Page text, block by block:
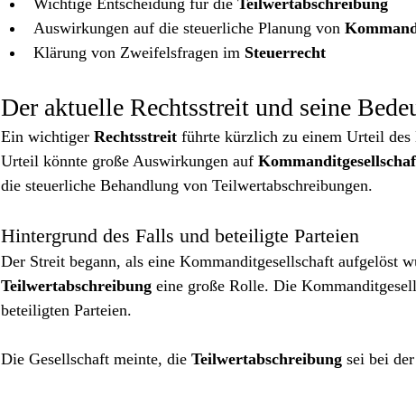
Auswirkungen auf die steuerliche Planung von
Klärung von Zweifelsfragen im Steuerrecht
Der aktuelle Rechtsstreit und seine
Ein wichtiger Rechtsstreit führte kürzlich zu einem Urteil
Urteil könnte große Auswirkungen auf
die steuerliche Behandlung von Teilwertabschreibungen.
Hintergrund des Falls und beteiligte Parteien
Der Streit begann, als eine Kommanditgesellschaft aufgelöst
Teilwertabschreibung eine große Rolle. Die
beteiligten Parteien.
Die Gesellschaft meinte, die Teilwertabschreibung sei bei der